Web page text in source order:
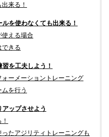
来る！
を使わなくても出来る！
使える場合
できる
を工夫しよう！
ーメーショントレーニング
を行う
ップさせよう
たアジリティトレーニングも